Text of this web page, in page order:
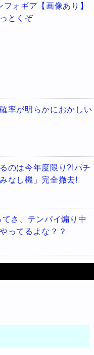
ォギア【画像あり】
とくぞ
率が明らかにおかしい
のは今年度限り?!パチ
なし機」完全撤去!
さ、テンパイ煽り中
ってるよな？？